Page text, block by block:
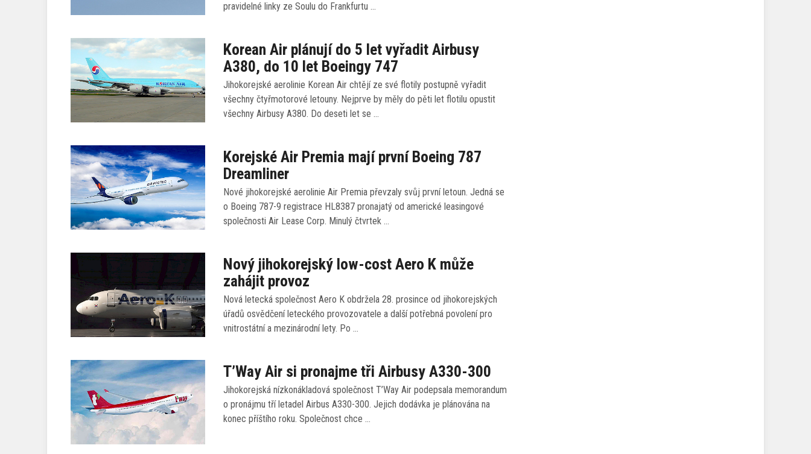
pravidelné linky ze Soulu do Frankfurtu …
Korean Air plánují do 5 let vyřadit Airbusy
A380, do 10 let Boeingy 747
Jihokorejské aerolinie Korean Air chtějí ze své flotily postupně vyřadit
všechny čtyřmotorové letouny. Nejprve by měly do pěti let flotilu opustit
všechny Airbusy A380. Do deseti let se …
Korejské Air Premia mají první Boeing 787
Dreamliner
Nové jihokorejské aerolinie Air Premia převzaly svůj první letoun. Jedná se
o Boeing 787-9 registrace HL8387 pronajatý od americké leasingové
společnosti Air Lease Corp. Minulý čtvrtek …
Nový jihokorejský low-cost Aero K může
zahájit provoz
Nová letecká společnost Aero K obdržela 28. prosince od jihokorejských
úřadů osvědčení leteckého provozovatele a další potřebná povolení pro
vnitrostátní a mezinárodní lety. Po …
T’Way Air si pronajme tři Airbusy A330-300
Jihokorejská nízkonákladová společnost T’Way Air podepsala memorandum
o pronájmu tří letadel Airbus A330-300. Jejich dodávka je plánována na
konec příštího roku. Společnost chce …